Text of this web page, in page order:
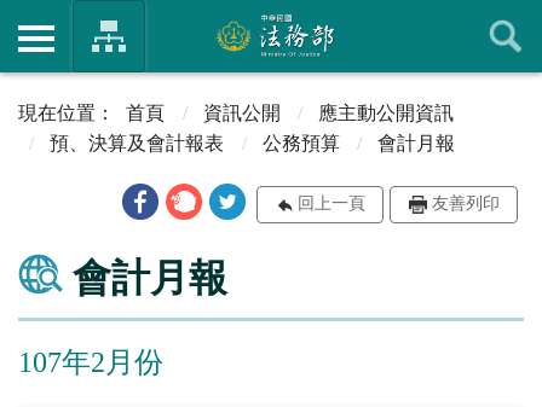
首頁 資訊公開
應主動公開資訊
預、決算及會計報表
公務預算 會計月報
回上一頁 友善列印
會計月報
107年2月份